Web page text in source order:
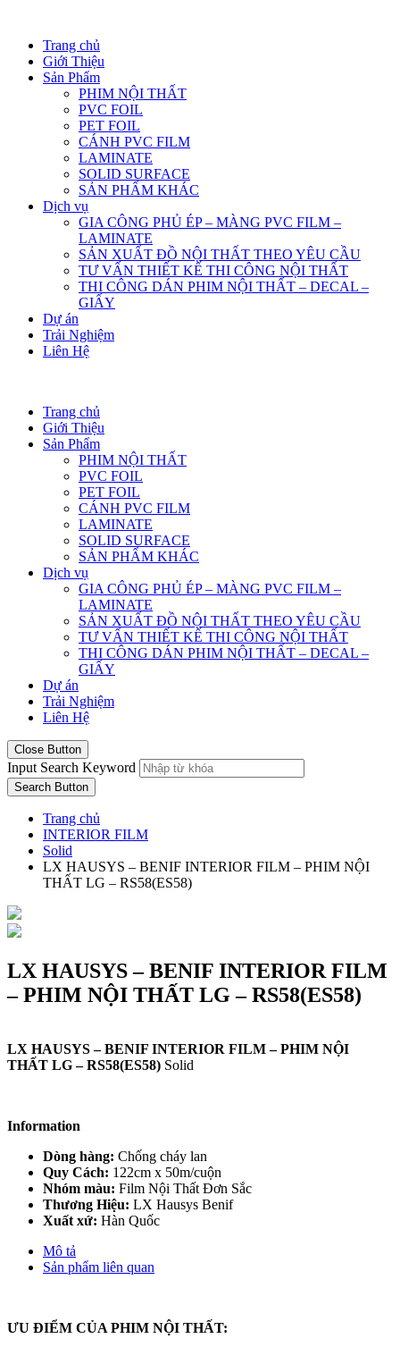
Trang chủ
Giới Thiệu
Sản Phẩm
PHIM NỘI THẤT
PVC FOIL
PET FOIL
CÁNH PVC FILM
LAMINATE
SOLID SURFACE
SẢN PHẨM KHÁC
Dịch vụ
GIA CÔNG PHỦ ÉP – MÀNG PVC FILM –
LAMINATE
SẢN XUẤT ĐỒ NỘI THẤT THEO YÊU CẦU
TƯ VẤN THIẾT KẾ THI CÔNG NỘI THẤT
THI CÔNG DÁN PHIM NỘI THẤT – DECAL –
GIẤY
Dự án
Trải Nghiệm
Liên Hệ
Trang chủ
Giới Thiệu
Sản Phẩm
PHIM NỘI THẤT
PVC FOIL
PET FOIL
CÁNH PVC FILM
LAMINATE
SOLID SURFACE
SẢN PHẨM KHÁC
Dịch vụ
GIA CÔNG PHỦ ÉP – MÀNG PVC FILM –
LAMINATE
SẢN XUẤT ĐỒ NỘI THẤT THEO YÊU CẦU
TƯ VẤN THIẾT KẾ THI CÔNG NỘI THẤT
THI CÔNG DÁN PHIM NỘI THẤT – DECAL –
GIẤY
Dự án
Trải Nghiệm
Liên Hệ
Close Button
Input Search Keyword
Search Button
Trang chủ
INTERIOR FILM
Solid
LX HAUSYS – BENIF INTERIOR FILM – PHIM NỘI
THẤT LG – RS58(ES58)
LX HAUSYS – BENIF INTERIOR FILM
– PHIM NỘI THẤT LG – RS58(ES58)
LX HAUSYS – BENIF INTERIOR FILM – PHIM NỘI
THẤT LG – RS58(ES58) Solid
Information
Dòng hàng: Chống cháy lan
Quy Cách: 122cm x 50m/cuộn
Nhóm màu: Film Nội Thất Đơn Sắc
Thương Hiệu: LX Hausys Benif
Xuất xứ: Hàn Quốc
Mô tả
Sản phẩm liên quan
ƯU ĐIỂM CỦA PHIM NỘI THẤT: